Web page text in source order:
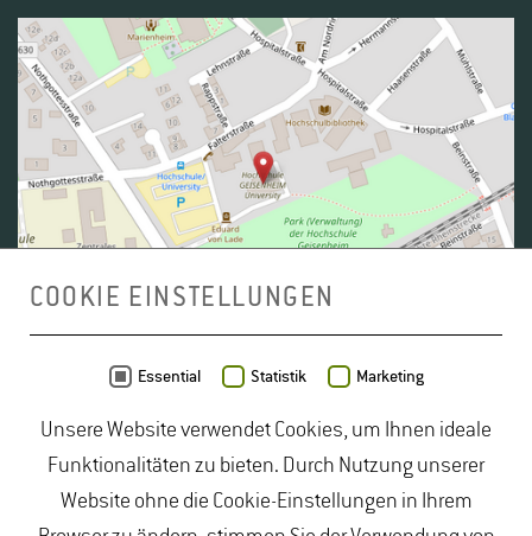
OpenStreetMap - Veröffentlicht unterODbL
duales Studium Gartenbau| Gartenbau Studium|
Lebensmittelrecht Studium|Lebensmittelsicherheit
COOKIE EINSTELLUNGEN
Essential Statistik Marketing
Unsere Website verwendet Cookies, um Ihnen ideale
Funktionalitäten zu bieten. Durch Nutzung unserer
Website ohne die Cookie-Einstellungen in Ihrem